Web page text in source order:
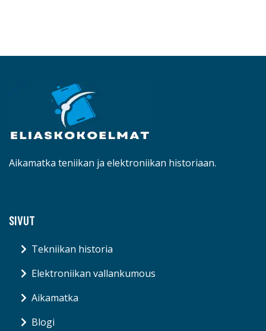
Aikamatka teniikan ja elektroniikan historiaan.
SIVUT
Tekniikan historia
Elektroniikan vallankumous
Aikamatka
Blogi